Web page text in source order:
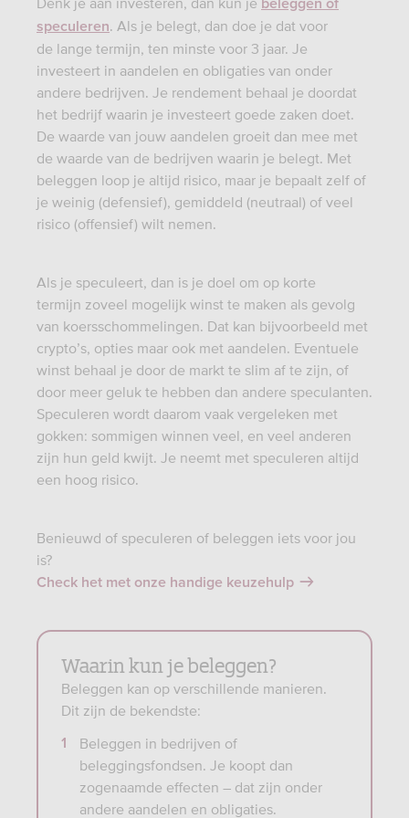
beleggen of
speculeren. Als je belegt, dan doe je dat voor
de lange termijn, ten minste voor 3 jaar. Je
investeert in aandelen en obligaties van onder
andere bedrijven. Je rendement behaal je doordat
het bedrijf waarin je investeert goede zaken doet.
De waarde van jouw aandelen groeit dan mee met
de waarde van de bedrijven waarin je belegt. Met
beleggen loop je altijd risico, maar je bepaalt zelf of
je weinig (defensief), gemiddeld (neutraal) of veel
risico (offensief) wilt nemen.
Als je speculeert, dan is je doel om op korte
termijn zoveel mogelijk winst te maken als gevolg
van koersschommelingen. Dat kan bijvoorbeeld met
crypto’s, opties maar ook met aandelen. Eventuele
winst behaal je door de markt te slim af te zijn, of
door meer geluk te hebben dan andere speculanten.
Speculeren wordt daarom vaak vergeleken met
gokken: sommigen winnen veel, en veel anderen
zijn hun geld kwijt. Je neemt met speculeren altijd
een hoog risico.
Benieuwd of speculeren of beleggen iets voor jou
is?
Check het met onze handige keuzehulp
Waarin kun je beleggen?
Beleggen kan op verschillende manieren.
Dit zijn de bekendste:
Beleggen in bedrijven of
beleggingsfondsen. Je koopt dan
zogenaamde effecten – dat zijn onder
andere aandelen en obligaties.